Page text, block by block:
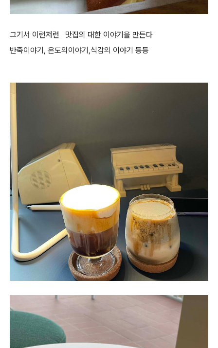
그기서 이런저런 맛집의 대한 이야기을 만든다
반죽이야기, 온도의이야기,식감의 이야기 등등